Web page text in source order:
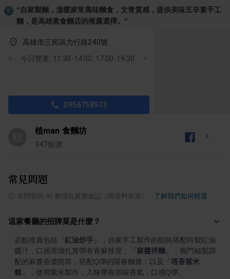
“自家製麵，溫暖家常風味麵食，文青質感，提供美味五辛素手工
麵，是高雄素食麵店的推薦選擇。 ”
高雄市三民區力行路240號
今日營業: 11:30-14:00, 17:00-19:30
0956758973
植man 食麵坊
347個讚
常見問題
本問答由 AI 整理自真實食記（附資料來源） 了解我們如何精選
這家餐廳的招牌菜是什麼？
必點推薦包括 紅油炒手
，自家手工製作的餛飩搭配特製紅油
醬汁，口感滑溜扎實帶有香麻辣度；
麻醬拌麵
，獨門秘製調
配的麻醬香濃開胃，搭配Q彈的陽春麵條；以及
塔香紫米
糕
，使用紫米製作，入味帶有胡椒香氣，口感Q彈。